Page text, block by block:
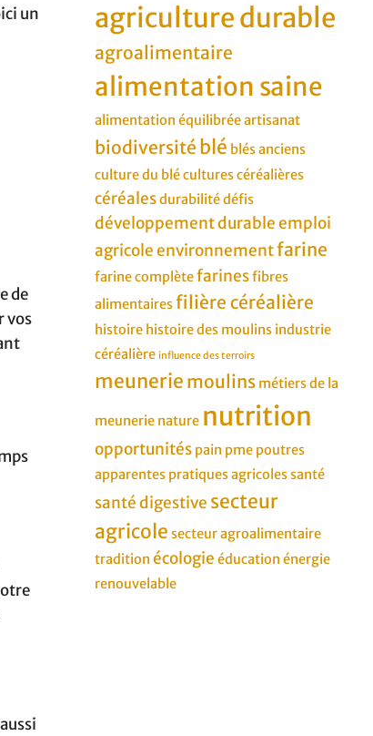
un
de
vos
agriculture durable
agroalimentaire
alimentation saine
alimentation équilibréeartisanat
biodiversité blé blés anciens
culture du blécultures céréalières
céréalesdurabilitédéfis
développement durableemploi
agricoleenvironnementfarine
farine complètefarinesfibres
alimentairesfilière céréalière
histoire histoire des moulins industrie
céréalière influence des terroirs
meunerie moulins métiers de la
meunerie nature nutrition
opportunités pain pme poutres
apparentes pratiques agricolessanté
santé digestive secteur
agricole secteur agroalimentaire
tradition écologie éducation énergie
renouvelable